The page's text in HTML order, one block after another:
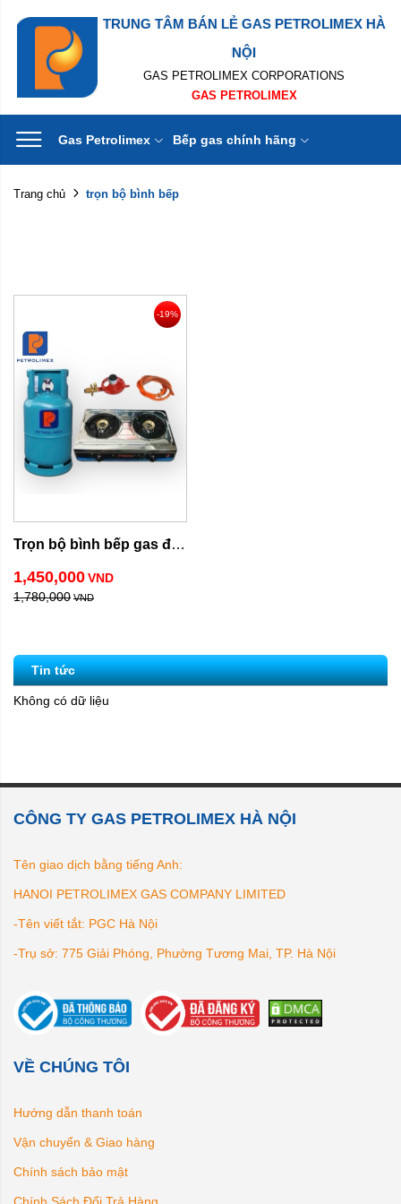
TRUNG TÂM BÁN LẺ GAS PETROLIMEX HÀ
NỘI
GAS PETROLIMEX CORPORATIONS
GAS PETROLIMEX
Gas Petrolimex Bếp gas chính hãng
Trang chủ trọn bộ bình bếp
-19%
Trọn bộ bình bếp gas đôi
1,450,000 VND
1,780,000 VND
Tin tức
Không có dữ liệu
CÔNG TY GAS PETROLIMEX HÀ NỘI
Tên giao dịch bằng tiếng Anh:
HANOI PETROLIMEX GAS COMPANY LIMITED
-Tên viết tắt: PGC Hà Nội
-Trụ sở: 775 Giải Phóng, Phường Tương Mai, TP. Hà Nội
VỀ CHÚNG TÔI
Hướng dẫn thanh toán
Vận chuyển & Giao hàng
Chính sách bảo mật